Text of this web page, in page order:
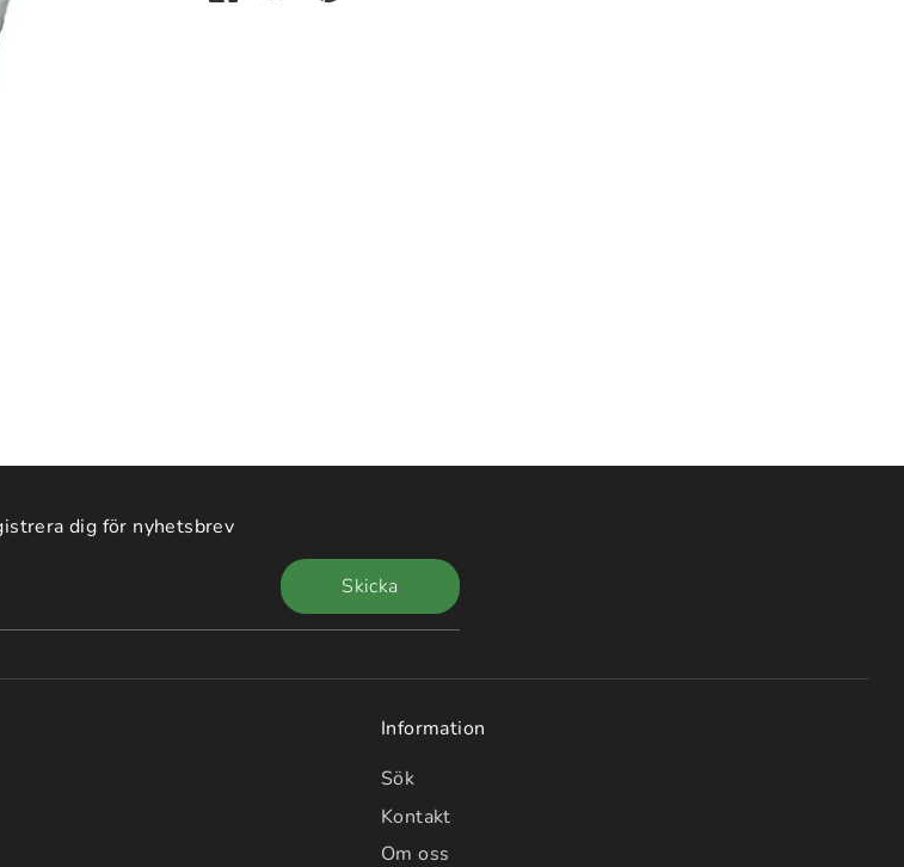
dig för nyhetsbrev
Skicka
Information
Sök
Kontakt
Om oss